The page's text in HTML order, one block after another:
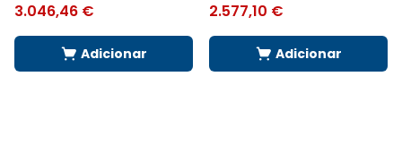
3.046,46 €
Adicionar
2.577,10 €
Adicionar